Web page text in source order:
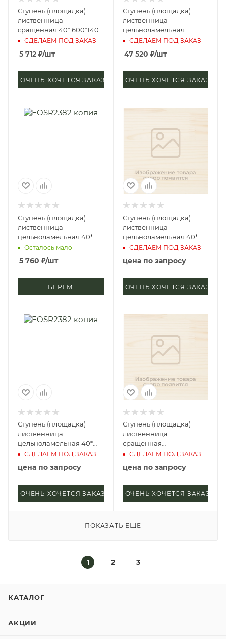
Ступень (площадка)
лиственница
сращенная 40* 600*1400
мм (сорт А)
СДЕЛАЕМ ПОД ЗАКАЗ
5 712 ₽/шт
ОЧЕНЬ ХОЧЕТСЯ ЗАКАЗАТЬ
Ступень (площадка)
лиственница
цельноламельная
40*1200*3000 мм (сорт
СДЕЛАЕМ ПОД ЗАКАЗ
47 520 ₽/шт
ОЧЕНЬ ХОЧЕТСЯ ЗАКАЗАТЬ
Ступень (площадка)
лиственница
цельноламельная 40*
600*1200 мм (сорт
Осталось мало
5 760 ₽/шт
БЕРЁМ
Ступень (площадка)
лиственница
цельноламельная 40*
700*1200 мм (сорт
СДЕЛАЕМ ПОД ЗАКАЗ
цена по запросу
ОЧЕНЬ ХОЧЕТСЯ ЗАКАЗАТЬ
Ступень (площадка)
лиственница
цельноламельная 40*
700*1300 мм (сорт
СДЕЛАЕМ ПОД ЗАКАЗ
цена по запросу
ОЧЕНЬ ХОЧЕТСЯ ЗАКАЗАТЬ
Ступень (площадка)
лиственница
сращенная
40*1500*2500 мм (сорт А)
СДЕЛАЕМ ПОД ЗАКАЗ
цена по запросу
ОЧЕНЬ ХОЧЕТСЯ ЗАКАЗАТЬ
ПОКАЗАТЬ ЕЩЕ
1 2 3
КАТАЛОГ
АКЦИИ